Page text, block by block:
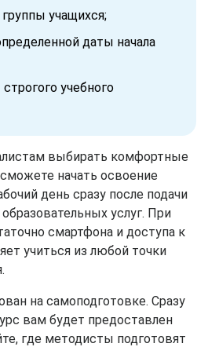
учащихся;
даты начала
учебного
выбирать комфортные
начать освоение
день сразу после подачи
услуг. При
смартфона и доступа к
учиться из любой точки
на самоподготовке. Сразу
вам будет предоставлен
где методисты подготовят